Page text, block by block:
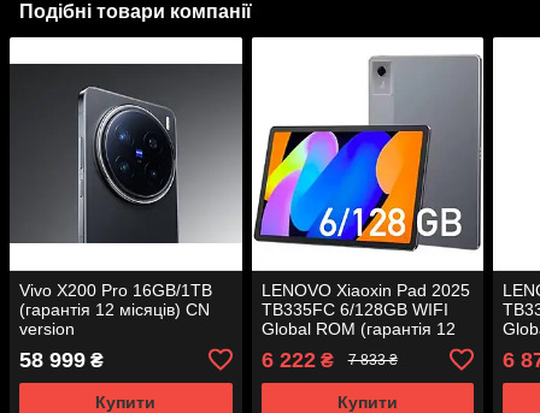
Подібні товари компанії
Vivo X200 Pro 16GB/1TB
(гарантія 12 місяців) CN
version
58 999 ₴
Купити
LENOVO Xiaoxin Pad 2025
TB335FC 6/128GB WIFI
Global ROM (гарантія 12
6 222₴ 7 833 ₴
Купити
6